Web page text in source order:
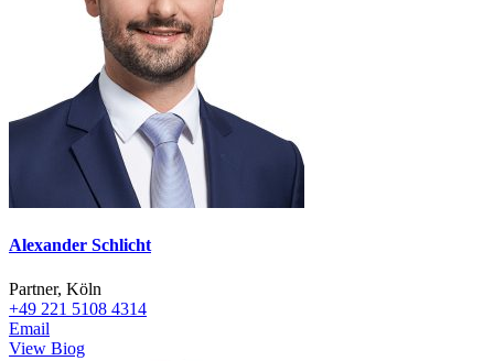
Alexander Schlicht
Partner, Köln
+49 221 5108 4314
Email
View Biog